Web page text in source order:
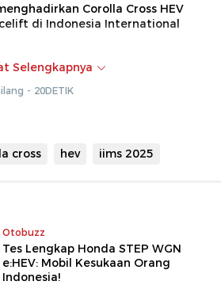
Corolla Cross HEV
di Indonesia International
desain yang lebih modern hingga
Simak ulasannya di program
Selengkapnya
- 20DETIK
cross hev iims 2025
Otobuzz
Tes Lengkap Honda STEP WGN
e:HEV: Mobil Kesukaan Orang
Indonesia!